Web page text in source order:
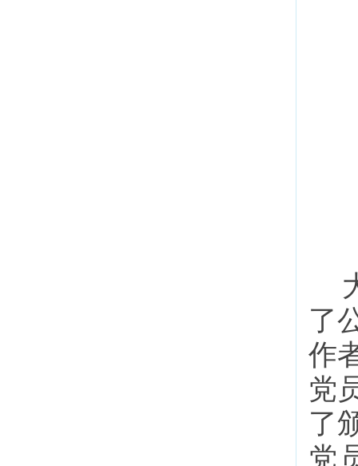
了
作
党
了
党